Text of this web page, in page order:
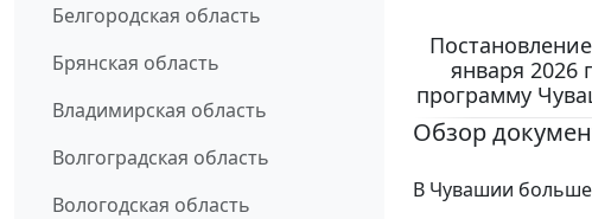
Белгородская область
Брянская область
Владимирская область
Волгоградская область
Вологодская область
января 2026
программу
Обзор
В Чувашии больше